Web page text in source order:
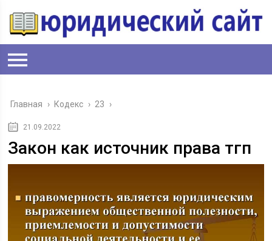
Главная › Кодекс › 23 ›
21.09.2022
Закон как источник права тгп